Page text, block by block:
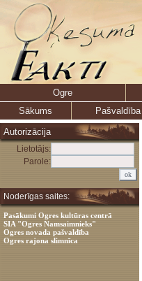
Ogre
Sākums
Pašvaldība
Autorizācija
Lietotājs:
Parole:
Noderīgas saites:
Pasākumi Ogres kultūras centrā
SIA "Ogres Namsaimnieks"
Ogres novada pašvaldība
Ogres rajona slimnīca